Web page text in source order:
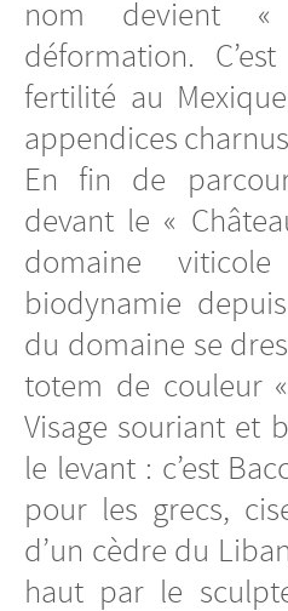
nom devient
déformation.
fertilité au
appendices
En fin de
devant le «
domaine
biodynamie
du domaine se
totem de couleur
Visage souriant et
le levant : c’est
pour les grecs,
d’un cèdre du
haut par le